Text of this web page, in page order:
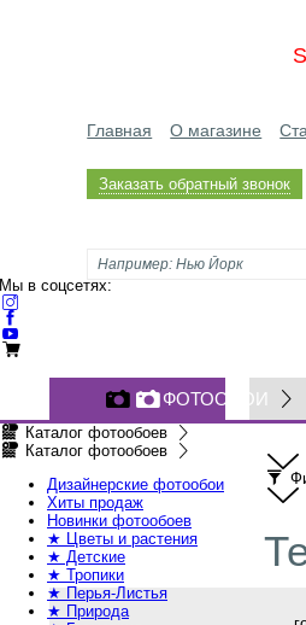
Главная О магазине
Заказать обратный звонок
Мы в соцсетях:
ФОТООБОИ
Каталог фотообоев
Каталог фотообоев
Дизайнерские фотообои
Хиты продаж
Новинки фотообоев
★ Цветы и растения
★ Детские
★ Тропики
★ Перья-Листья
★ Природа